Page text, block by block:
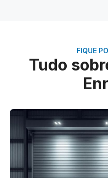
FIQUE
Tudo